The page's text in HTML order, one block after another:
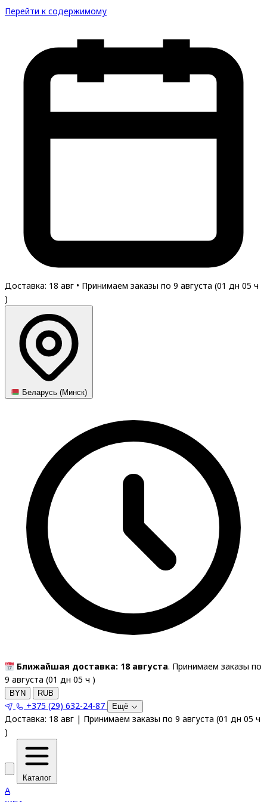
Перейти к содержимому
Доставка: 18 авг • Принимаем заказы по 9 августа (01 дн 05 ч
)
Беларусь (Минск)
Ближайшая доставка: 18 августа. Принимаем заказы по
9 августа (01 дн 05 ч )
BYN RUB
+375 (29) 632-24-87 Ещё
Доставка: 18 авг | Принимаем заказы по 9 августа (01 дн 05 ч
)
Каталог
A